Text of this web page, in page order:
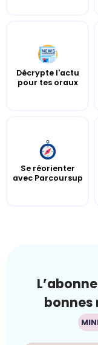
Décrypte l'actu
pour tes oraux
Se réorienter
avec Parcoursup
bonnes